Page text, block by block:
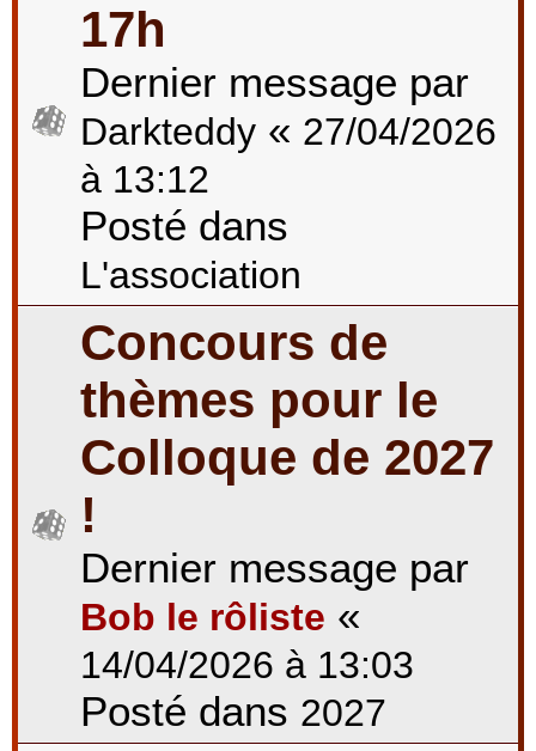
17h
Dernier message par
Darkteddy « 27/04/2026
à 13:12
Posté dans
L'association
Concours de
thèmes pour le
Colloque de 2027
!
Dernier message par
Bob le rôliste «
14/04/2026 à 13:03
Posté dans 2027